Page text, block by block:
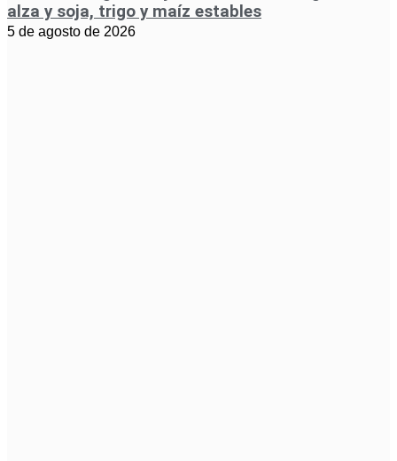
alza y soja, trigo y maíz estables
5 de agosto de 2026